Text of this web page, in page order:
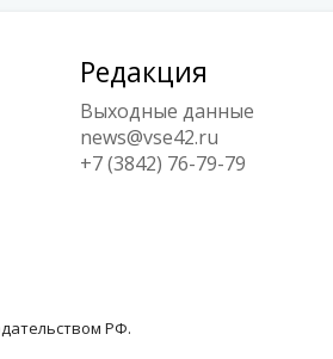
Редакция
Выходные данные
news@vse42.ru
+7 (3842) 76-79-79
РФ.